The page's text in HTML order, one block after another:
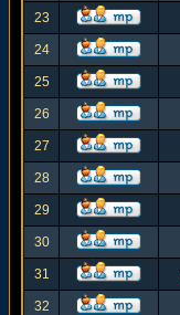
23
24
25
26
27
28
29
30
31
32